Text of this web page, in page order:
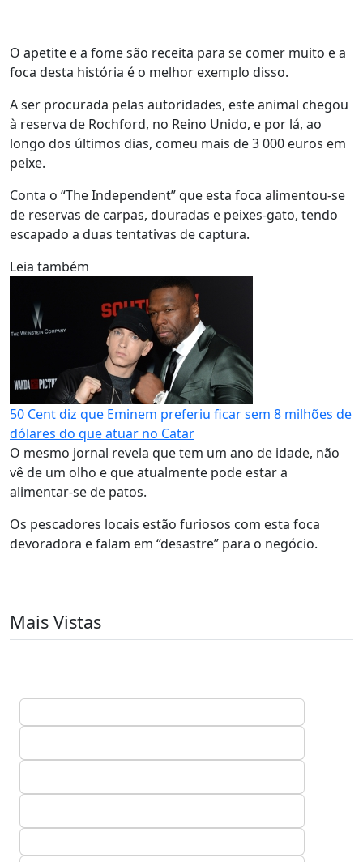
O apetite e a fome são receita para se comer muito e a
foca desta história é o melhor exemplo disso.
A ser procurada pelas autoridades, este animal chegou
à reserva de Rochford, no Reino Unido, e por lá, ao
longo dos últimos dias, comeu mais de 3 000 euros em
peixe.
Conta o “The Independent” que esta foca alimentou-se
de reservas de carpas, douradas e peixes-gato, tendo
escapado a duas tentativas de captura.
Leia também
50 Cent diz que Eminem preferiu ficar sem 8 milhões de
dólares do que atuar no Catar
O mesmo jornal revela que tem um ano de idade, não
vê de um olho e que atualmente pode estar a
alimentar-se de patos.
Os pescadores locais estão furiosos com esta foca
devoradora e falam em “desastre” para o negócio.
Mais Vistas